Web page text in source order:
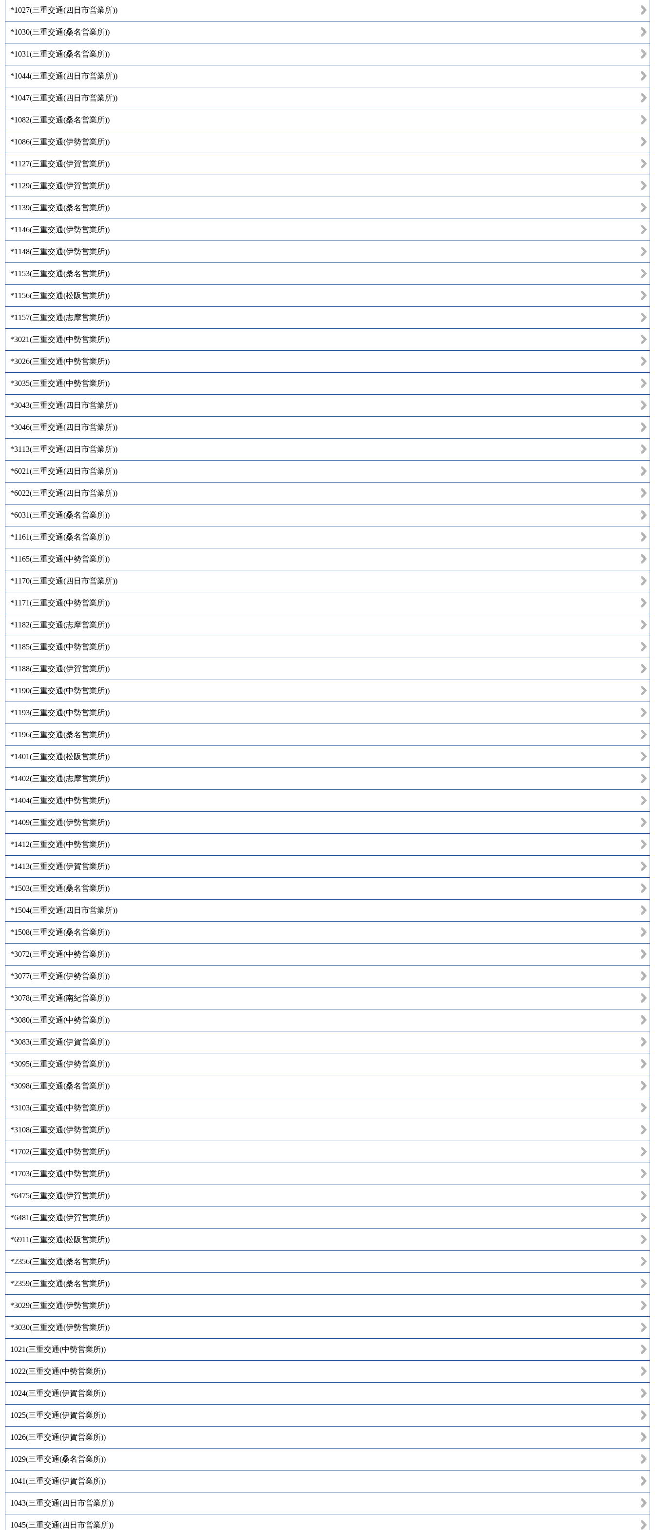
*1027(三重交通(四日市営業所))
*1030(三重交通(桑名営業所))
*1031(三重交通(桑名営業所))
*1044(三重交通(四日市営業所))
*1047(三重交通(四日市営業所))
*1082(三重交通(桑名営業所))
*1086(三重交通(伊勢営業所))
*1127(三重交通(伊賀営業所))
*1129(三重交通(伊賀営業所))
*1139(三重交通(桑名営業所))
*1146(三重交通(伊勢営業所))
*1148(三重交通(伊勢営業所))
*1153(三重交通(桑名営業所))
*1156(三重交通(松阪営業所))
*1157(三重交通(志摩営業所))
*3021(三重交通(中勢営業所))
*3026(三重交通(中勢営業所))
*3035(三重交通(中勢営業所))
*3043(三重交通(四日市営業所))
*3046(三重交通(四日市営業所))
*3113(三重交通(四日市営業所))
*6021(三重交通(四日市営業所))
*6022(三重交通(四日市営業所))
*6031(三重交通(桑名営業所))
*1161(三重交通(桑名営業所))
*1165(三重交通(中勢営業所))
*1170(三重交通(四日市営業所))
*1171(三重交通(中勢営業所))
*1182(三重交通(志摩営業所))
*1185(三重交通(中勢営業所))
*1188(三重交通(伊賀営業所))
*1190(三重交通(中勢営業所))
*1193(三重交通(中勢営業所))
*1196(三重交通(桑名営業所))
*1401(三重交通(松阪営業所))
*1402(三重交通(志摩営業所))
*1404(三重交通(中勢営業所))
*1409(三重交通(伊勢営業所))
*1412(三重交通(中勢営業所))
*1413(三重交通(伊賀営業所))
*1503(三重交通(桑名営業所))
*1504(三重交通(四日市営業所))
*1508(三重交通(桑名営業所))
*3072(三重交通(中勢営業所))
*3077(三重交通(伊勢営業所))
*3078(三重交通(南紀営業所))
*3080(三重交通(中勢営業所))
*3083(三重交通(伊賀営業所))
*3095(三重交通(伊勢営業所))
*3098(三重交通(桑名営業所))
*3103(三重交通(中勢営業所))
*3108(三重交通(伊勢営業所))
*1702(三重交通(中勢営業所))
*1703(三重交通(中勢営業所))
*6475(三重交通(伊賀営業所))
*6481(三重交通(伊賀営業所))
*6911(三重交通(松阪営業所))
*2356(三重交通(桑名営業所))
*2359(三重交通(桑名営業所))
*3029(三重交通(伊勢営業所))
*3030(三重交通(伊勢営業所))
1021(三重交通(中勢営業所))
1022(三重交通(中勢営業所))
1024(三重交通(伊賀営業所))
1025(三重交通(伊賀営業所))
1026(三重交通(伊賀営業所))
1029(三重交通(桑名営業所))
1041(三重交通(伊賀営業所))
1043(三重交通(四日市営業所))
1045(三重交通(四日市営業所))